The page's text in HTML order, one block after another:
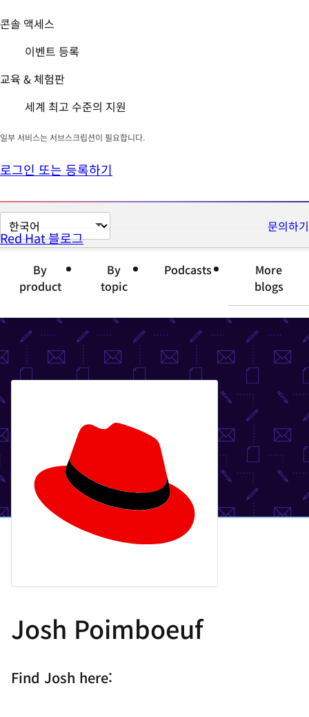
콘솔 액세스
이벤트 등록
교육 & 체험판
세계 최고 수준의 지원
일부 서비스는 서브스크립션이 필요합니다.
로그인 또는 등록하기
페
이
변
문의하기
Red Hat 블로그
By
product
By
topic
Podcasts
More
blogs
Josh Poimboeuf
Find Josh here: